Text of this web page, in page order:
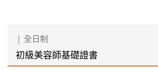
| 全日制
初級美容師基礎證書